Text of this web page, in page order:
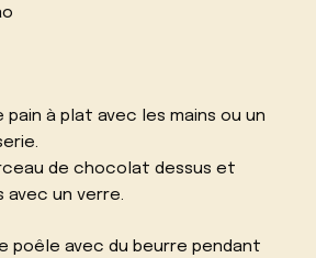
pain à plat avec les mains ou un
de chocolat dessus et
avec un verre.
poêle avec du beurre pendant